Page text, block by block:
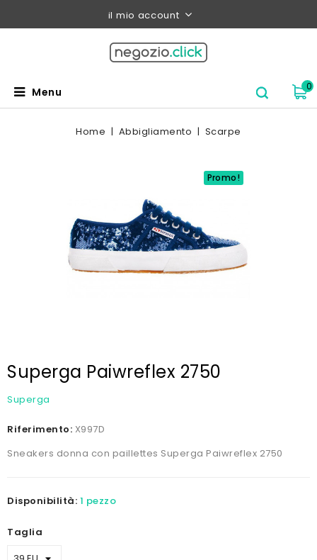
il mio account
0
Menu
Home Abbigliamento Scarpe
Promo!
Superga Paiwreflex 2750
Superga
Riferimento: X997D
Sneakers donna con paillettes Superga Paiwreflex 2750
Disponibilità: 1 pezzo
Taglia